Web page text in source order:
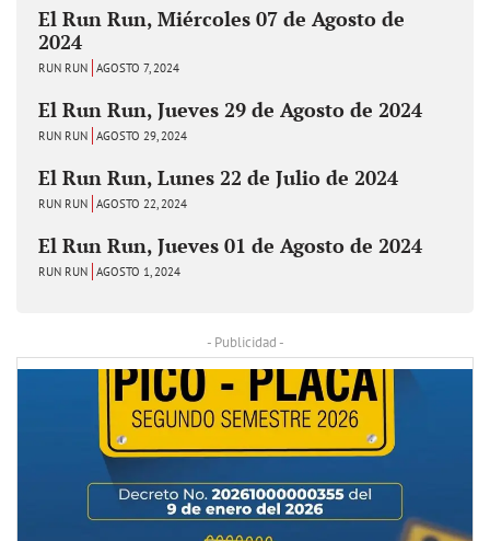
El Run Run, Miércoles 07 de Agosto de
2024
RUN RUN AGOSTO 7, 2024
El Run Run, Jueves 29 de Agosto de 2024
RUN RUN AGOSTO 29, 2024
El Run Run, Lunes 22 de Julio de 2024
RUN RUN AGOSTO 22, 2024
El Run Run, Jueves 01 de Agosto de 2024
RUN RUN AGOSTO 1, 2024
- Publicidad -